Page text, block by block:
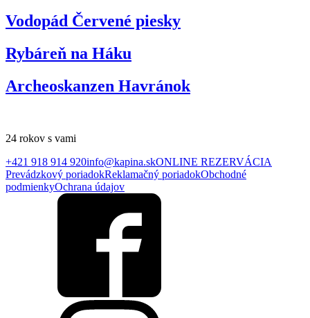
Vodopád Červené piesky
Rybáreň na Háku
Archeoskanzen Havránok
24 rokov s vami
+421 918 914 920info@kapina.skONLINE REZERVÁCIA
Prevádzkový poriadokReklamačný poriadokObchodné
podmienkyOchrana údajov